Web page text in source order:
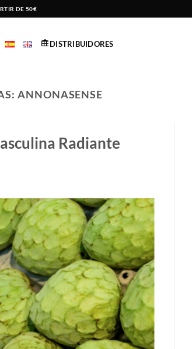
DE 50€
DISTRIBUIDORES
ANNONASENSE
Radiante